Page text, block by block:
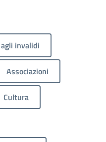
invalidi
Associazioni
Cultura